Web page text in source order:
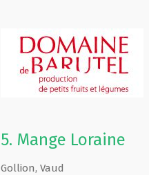
5. Mange Loraine
Gollion, Vaud